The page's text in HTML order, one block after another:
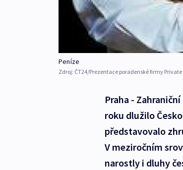
Peníze
Zdroj: ČT24/Prezentace poradenské firmy
Praha -
roku dlužilo
představovalo
V meziročním
narostly i dluhy